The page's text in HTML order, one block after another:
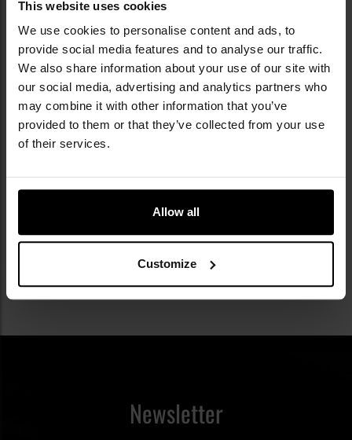
This website uses cookies
We use cookies to personalise content and ads, to
provide social media features and to analyse our traffic.
We also share information about your use of our site with
our social media, advertising and analytics partners who
may combine it with other information that you’ve
provided to them or that they’ve collected from your use
of their services.
Allow all
Customize
KOŃCÓWKA SERII
Manierka Armii Rumuńskiej 946
49,99 zł
DO KOSZYKA
KOŃCÓWKA SERII
Hełm treningowy GB "Cadet"
Black - stan jak nowy - Demobil
Wysyłka: Natychmiast
DO KOSZYKA
Newsletter